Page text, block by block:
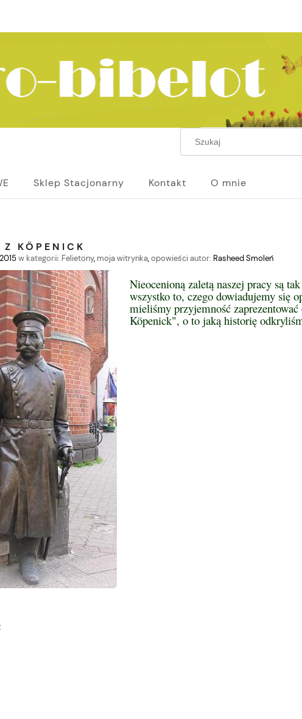
Sklep Stacjonarny Kontakt O mnie
KÖPENICK
w kategorii: Felietony, moja witrynka,opowieści autor: Rasheed Smoleń
Nieocenioną zaletą naszej pracy są
wszystko to, czego dowiadujemy się
mieliśmy przyjemność zaprezentować
Köpenick", o to jaką historię